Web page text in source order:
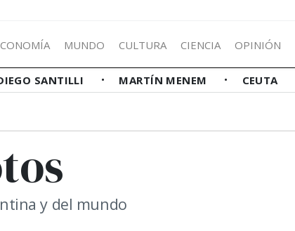
MUNDO CULTURA CIENCIA OPINIÓN
SANTILLI MARTÍN MENEM CEUTA
y del mundo